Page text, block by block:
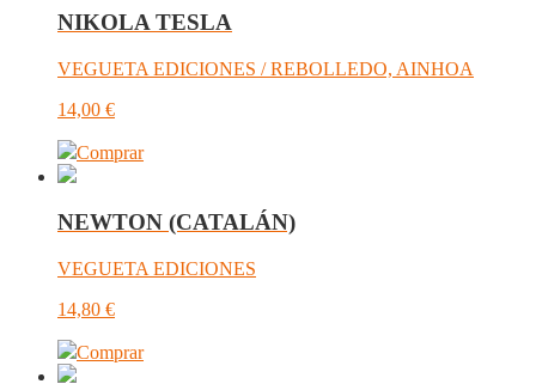
NIKOLA TESLA
VEGUETA EDICIONES / REBOLLEDO, AINHOA
14,00 €
Comprar
NEWTON (CATALÁN)
VEGUETA EDICIONES
14,80 €
Comprar